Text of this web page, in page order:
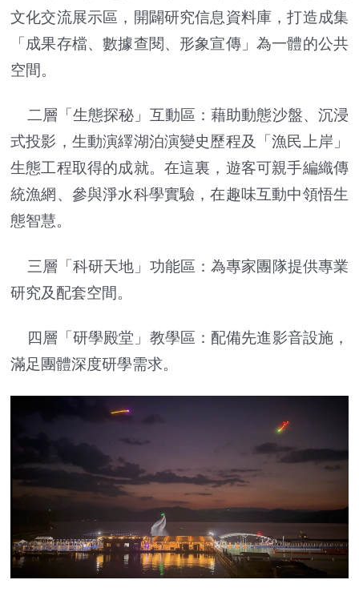
文化交流展示區，開闢研究信息資料庫，打造成集
「成果存檔、數據查閱、形象宣傳」為一體的公共
空間。
二層「生態探秘」互動區：藉助動態沙盤、沉浸
式投影，生動演繹湖泊演變史歷程及「漁民上岸」
生態工程取得的成就。在這裏，遊客可親手編織傳
統漁網、參與淨水科學實驗，在趣味互動中領悟生
態智慧。
三層「科研天地」功能區：為專家團隊提供專業
研究及配套空間。
四層「研學殿堂」教學區：配備先進影音設施，
滿足團體深度研學需求。